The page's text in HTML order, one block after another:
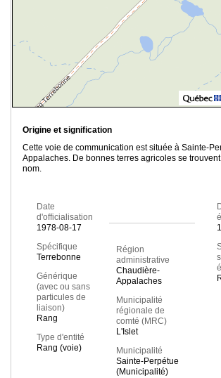
Origine et signification
Cette voie de communication est située à Sainte-
Appalaches. De bonnes terres agricoles se
nom.
Date
d'officialisation
1978-08-17
Spécifique
Terrebonne
Générique
(avec ou sans
particules de
liaison)
Rang
Type d'entité
Rang (voie)
Région
administrative
Chaudière-
Appalaches
Municipalité
régionale de
comté (MRC)
L'Islet
Municipalité
Sainte-Perpétue
(Municipalité)